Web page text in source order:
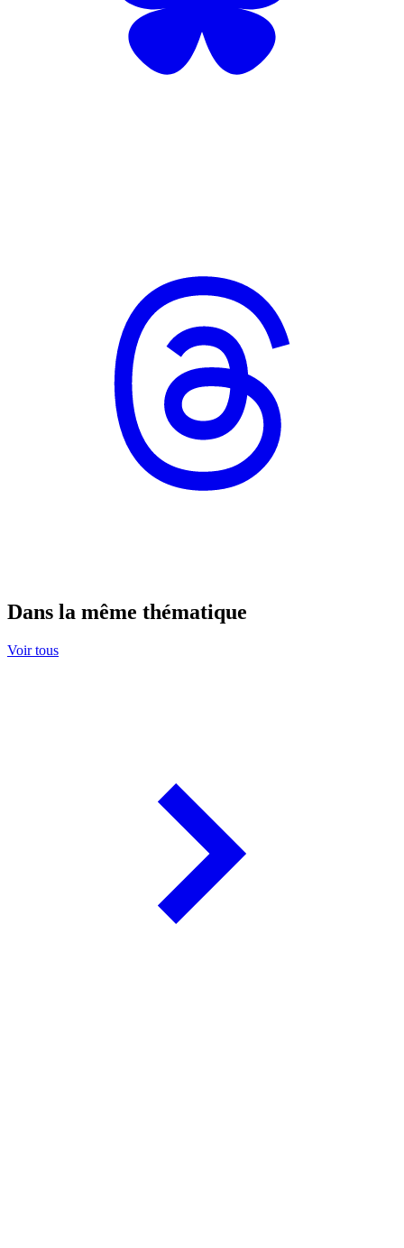
Dans la même thématique
Voir tous